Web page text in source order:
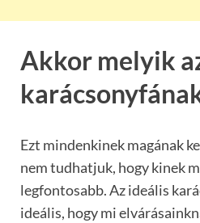
Akkor melyik
Ezt mindenkinek magának
nem tudhatjuk, hogy kinek
legfontosabb. Az ideális
ideális, hogy mi